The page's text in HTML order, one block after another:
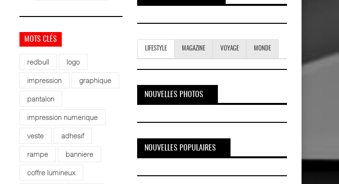
MOTS CLÉS
redbull logo
impression graphique
pantalon
impression numerique
veste adhesif
rampe banniere
coffre lumineux
LIFESTYLE MAGAZINE VOYAGE MONDE
NOUVELLES PHOTOS
NOUVELLES POPULAIRES